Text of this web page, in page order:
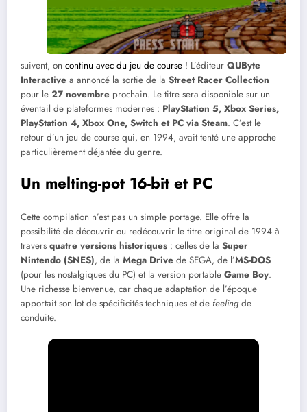
suivent, on continu avec du jeu de course ! L’éditeur QUByte
Interactive a annoncé la sortie de la Street Racer Collection
pour le 27 novembre prochain. Le titre sera disponible sur un
éventail de plateformes modernes : PlayStation 5, Xbox Series,
PlayStation 4, Xbox One, Switch et PC via Steam. C’est le
retour d’un jeu de course qui, en 1994, avait tenté une approche
particulièrement déjantée du genre.
Un melting-pot 16-bit et PC
Cette compilation n’est pas un simple portage. Elle offre la
possibilité de découvrir ou redécouvrir le titre original de 1994 à
travers quatre versions historiques : celles de la Super
Nintendo (SNES), de la Mega Drive de SEGA, de l’MS-DOS
(pour les nostalgiques du PC) et la version portable Game Boy.
Une richesse bienvenue, car chaque adaptation de l’époque
apportait son lot de spécificités techniques et de feelingde
conduite.